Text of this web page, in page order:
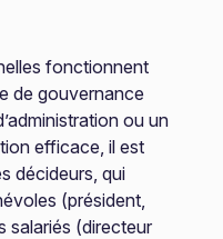
fonctionnent
de gouvernance
ou un
efficace, il est
décideurs, qui
(président,
salariés (directeur